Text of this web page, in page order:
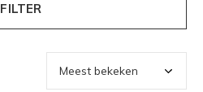
FILTER